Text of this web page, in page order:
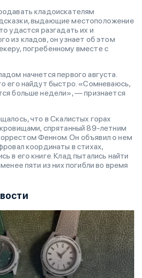
кладоискателям
выдающие местоположение
удастся разгадать их и
из кладов, он узнает об этом
погребенному вместе с
начнется первого августа.
его найдут быстро. «Сомневаюсь,
больше недели», — признается
что в Скалистых горах
спрятанный 89-летним
Фенном. Он объявил о нем
координаты в стихах,
в его книге. Клад пытались найти
пяти из них погибли во время